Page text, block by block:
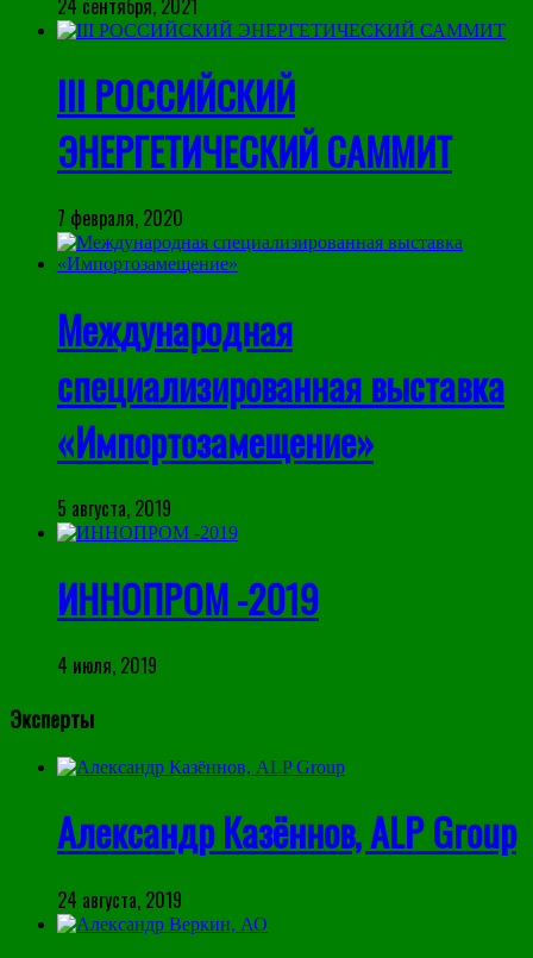
III РОССИЙСКИЙ
ЭНЕРГЕТИЧЕСКИЙ САММИТ
7 февраля, 2020
Международная
специализированная выставка
«Импортозамещение»
5 августа, 2019
ИННОПРОМ -2019
4 июля, 2019
Эксперты
Александр Казённов, ALP Group
24 августа, 2019